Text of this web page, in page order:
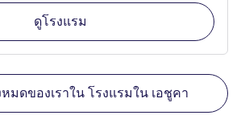
ดูโรงแรม
มดของเราใน โรงแรมใน เอชูคา